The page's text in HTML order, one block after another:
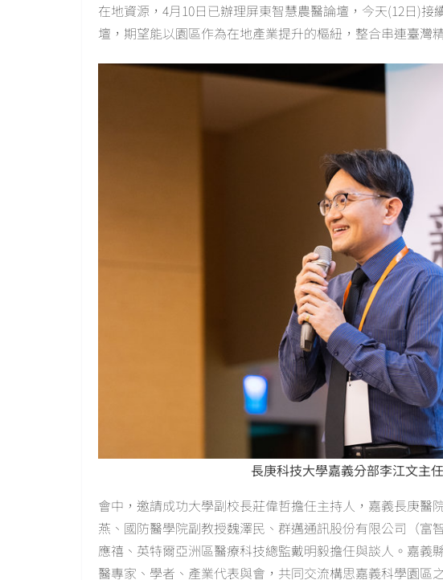
在地資源，4月10日已辦理屏東智慧農醫論壇，今天(12日)接
壇，期望能以園區作為在地產業提升的樞紐，整合串連臺灣
長庚科技大學嘉義分部李江文主
會中，邀請成功大學副校長莊偉哲擔任主持人，嘉義長庚醫
燕、國防醫學院副教授魏澤民、群邁通訊股份有限公司（富
應禧、英特爾亞洲區醫療科技總監戴明毅擔任與談人。嘉義
醫專家、學者、產業代表與會，共同交流構思嘉義科學園區